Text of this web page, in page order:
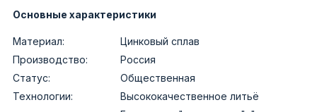
Основные характеристики
Материал:
Цинковый сплав
Производство:
Россия
Статус:
Общественная
Технологии:
Высококачественное литьё